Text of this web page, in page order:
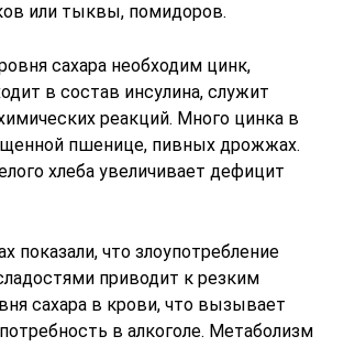
или тыквы, помидоров.
сахара необходим цинк,
в состав инсулина, служит
реакций. Много цинка в
пшенице, пивных дрожжах.
хлеба увеличивает дефицит
показали, что злоупотребление
приводит к резким
сахара в крови, что вызывает
в алкоголе. Метаболизм